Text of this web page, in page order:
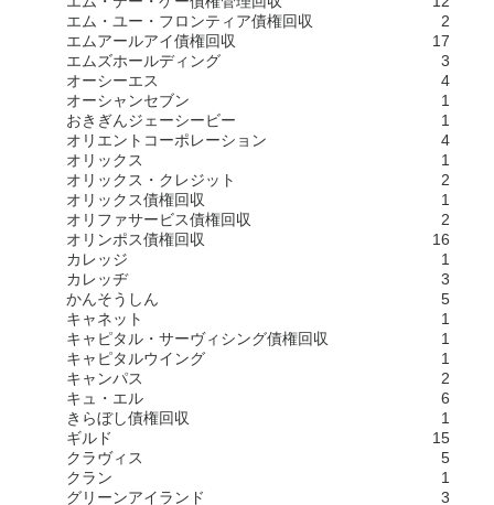
エム・ユー・フロンティア債権回収
2
エムアールアイ債権回収
17
エムズホールディング
3
オーシーエス
4
オーシャンセブン
1
おきぎんジェーシービー
1
オリエントコーポレーション
4
オリックス
1
オリックス・クレジット
2
オリックス債権回収
1
オリファサービス債権回収
2
オリンポス債権回収
16
カレッジ
1
カレッヂ
3
かんそうしん
5
キャネット
1
キャピタル・サーヴィシング債権回収
1
キャピタルウイング
1
キャンパス
2
キュ・エル
6
きらぼし債権回収
1
ギルド
15
クラヴィス
5
クラン
1
グリーンアイランド
3